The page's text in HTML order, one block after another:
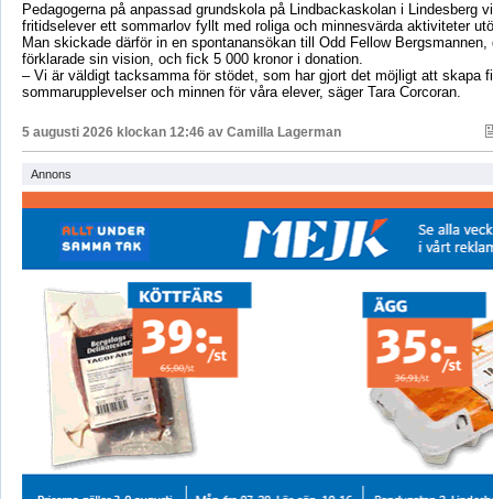
Pedagogerna på anpassad grundskola på Lindbackaskolan i Lindesberg
fritidselever ett sommarlov fyllt med roliga och minnesvärda aktiviteter
Man skickade därför in en spontanansökan till Odd Fellow Bergsmannen,
förklarade sin vision, och fick 5 000 kronor i donation.
– Vi är väldigt tacksamma för stödet, som har gjort det möjligt att skapa
sommarupplevelser och minnen för våra elever, säger Tara Corcoran.
5 augusti 2026 klockan 12:46 av Camilla Lagerman
Annons